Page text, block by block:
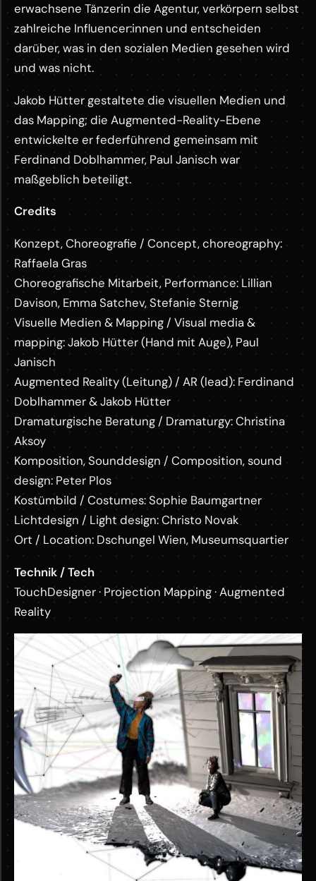
erwachsene Tänzerin die Agentur, verkörpern selbst
zahlreiche Influencer:innen und entscheiden
darüber, was in den sozialen Medien gesehen wird
und was nicht.
Jakob Hütter gestaltete die visuellen Medien und
das Mapping; die Augmented-Reality-Ebene
entwickelte er federführend gemeinsam mit
Ferdinand Doblhammer, Paul Janisch war
maßgeblich beteiligt.
Credits
Konzept, Choreografie / Concept, choreography:
Raffaela Gras
Choreografische Mitarbeit, Performance: Lillian
Davison, Emma Satchev, Stefanie Sternig
Visuelle Medien & Mapping / Visual media &
mapping: Jakob Hütter (Hand mit Auge), Paul
Janisch
Augmented Reality (Leitung) / AR (lead): Ferdinand
Doblhammer & Jakob Hütter
Dramaturgische Beratung / Dramaturgy: Christina
Aksoy
Komposition, Sounddesign / Composition, sound
design: Peter Plos
Kostümbild / Costumes: Sophie Baumgartner
Lichtdesign / Light design: Christo Novak
Ort / Location: Dschungel Wien, Museumsquartier
Technik / Tech
TouchDesigner · Projection Mapping · Augmented
Reality
M
o